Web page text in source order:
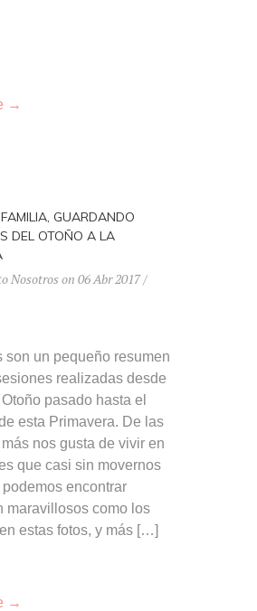
→
GUARDANDO
DEL OTOÑO A LA
Nosotros on 06 Abr 2017 /
son un pequeño resumen
realizadas desde
pasado hasta el
esta Primavera. De las
nos gusta de vivir en
que casi sin movernos
encontrar
maravillosos como los
estas fotos, y más […]
→